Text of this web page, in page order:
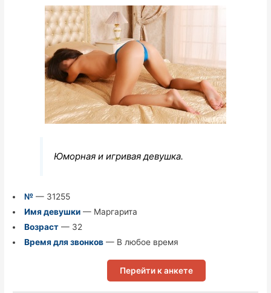
Юморная и игривая девушка.
№— 31255
Имя девушки— Маргарита
Возраст— 32
Время для звонков— В любое время
Перейти к анкете